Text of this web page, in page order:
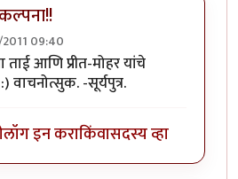
09:40
ताई आणि प्रीत-मोहर यांचे
वाचनोत्सुक. -सूर्यपुत्र.
लॉग इन कराकिंवासदस्य व्हा